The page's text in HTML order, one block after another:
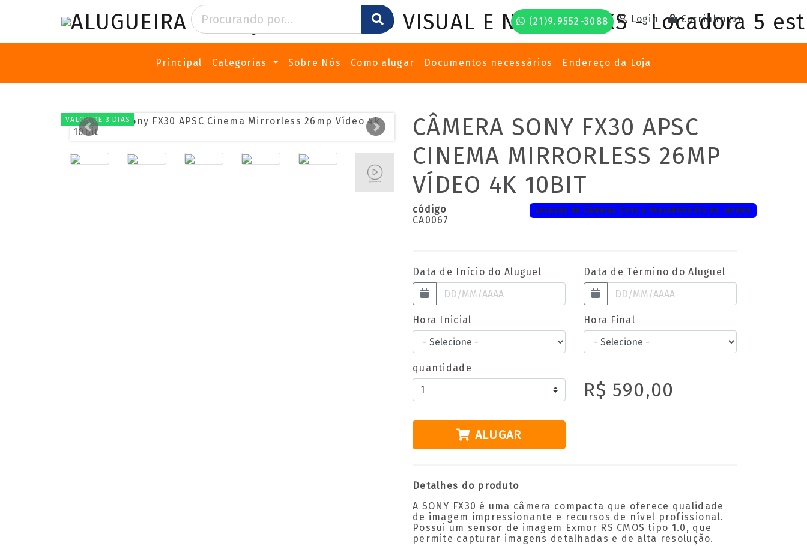
(21)9.9552-3088 Login Carrinho (0)
Principal Categorias Sobre Nós Como alugar Documentos necessários Endereço da Loja
VALOR DE 3 DIAS
CÂMERA SONY FX30 APSC
CINEMA MIRRORLESS 26MP
VÍDEO 4K 10BIT
código
CA0067
Locação de Câmeras Sony e Acessórios Rio de Janeiro
Data de Início do Aluguel
Hora Inicial
Data de Término do Aluguel
Hora Final
quantidade
R$ 590,00
ALUGAR
Detalhes do produto
A SONY FX30 é uma câmera compacta que oferece qualidade
de imagem impressionante e recursos de nível profissional.
Possui um sensor de imagem Exmor RS CMOS tipo 1.0, que
permite capturar imagens detalhadas e de alta resolução.